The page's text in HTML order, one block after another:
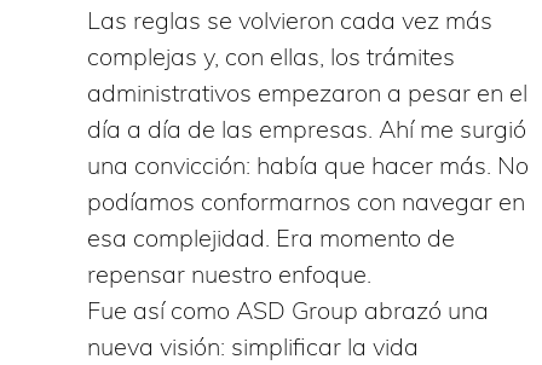
Las reglas se volvieron cada vez más
complejas y, con ellas, los trámites
administrativos empezaron a pesar en el
día a día de las empresas. Ahí me surgió
una convicción: había que hacer más. No
podíamos conformarnos con navegar en
esa complejidad. Era momento de
repensar nuestro enfoque.
Fue así como ASD Group abrazó una
nueva visión: simplificar la vida